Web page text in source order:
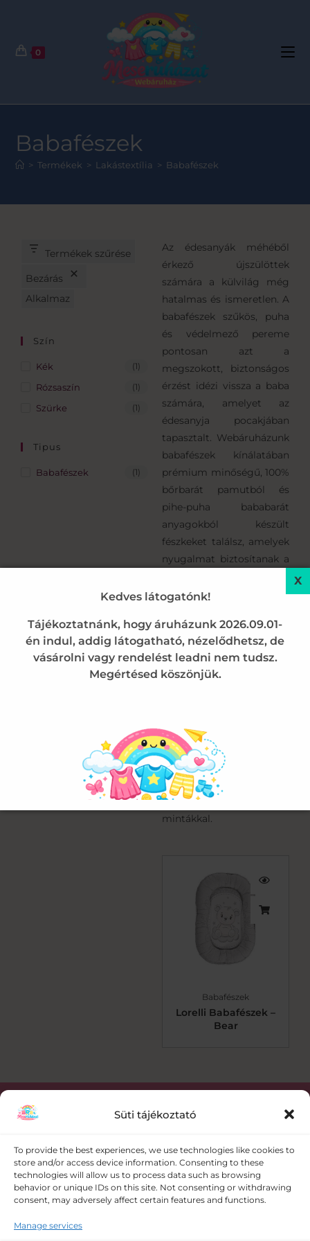
Süti tájékoztató
To provide the best experiences, we use technologies like cookies to
store and/or access device information. Consenting to these
technologies will allow us to process data such as browsing
behavior or unique IDs on this site. Not consenting or withdrawing
consent, may adversely affect certain features and functions.
Manage services
0
Babafészek
> Termékek > Lakástextília > Babafészek
Az édesanyák méhéből
érkező újszülöttek
számára a külvilág még
hatalmas és ismeretlen. A
babafészek szűkös, puha
és védelmező pereme
pontosan azt a
megszokott, biztonságos
érzést idézi vissza a baba
számára, amelyet az
édesanyja pocakjában
tapasztalt. Webáruházunk
babafészek kínálatában
prémium minőségű, 100%
bőrbarát pamutból és
pihe-puha bababarát
anyagokból készült
fészkeket találsz, amelyek
nyugalmat biztosítanak a
megkönnyítik az
mindennapjait is.
Tudjuk, hogy a babaszoba
berendezése és a
kelengye összeállítása a
Kínálatunkat úgy
alakítottuk ki, hogy
minden stílushoz
megtaláld a tökéletes
darabot lányos és fiús
mintákkal.
Babafészek
Lorelli Babafészek –
Bear
Termékek szűrése
Bezárás
Alkalmaz
Szín
Kék (1)
Rózsaszín (1)
Szürke (1)
Tipus
Babafészek (1)
+36 30 358 0986
meseruhazat@gmail.com
Kedves látogatónk!
Tájékoztatnánk, hogy áruházunk 2026.09.01-
én indul, addig látogatható, nézelődhetsz, de
vásárolni vagy rendelést leadni nem tudsz.
Megértésed köszönjük.